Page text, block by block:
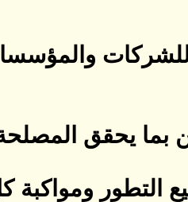
بما يحقق
التطور ومواكبة